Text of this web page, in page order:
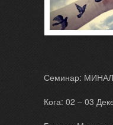
Семинар:
Кога: 02 – 03